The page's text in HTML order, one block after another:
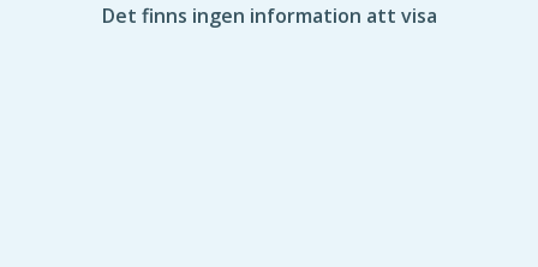
Det finns ingen information att visa